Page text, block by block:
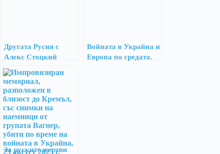
Другата Русия с
Алекс Стоцкий
Войната в Украйна и
Европа по средата.
За руските жертви